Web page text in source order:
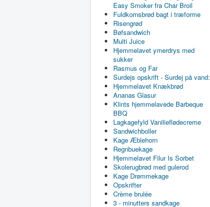
Easy Smoker fra Char Broil
Fuldkornsbrød bagt i træforme
Risengrød
Bøfsandwich
Multi Juice
Hjemmelavet ymerdrys med
sukker
Rasmus og Far
Surdejs opskrift - Surdej på vand:
Hjemmelavet Knækbrød
Ananas Glasur
Klints hjemmelavede Barbeque
BBQ
Lagkagefyld Vanilieflødecreme
Sandwichboller
Kage Æblehorn
Regnbuekage
Hjemmelavet Filur Is Sorbet
Skolerugbrød med gulerod
Kage Drømmekage
Opskrifter
Crème brulée
3 - minutters sandkage